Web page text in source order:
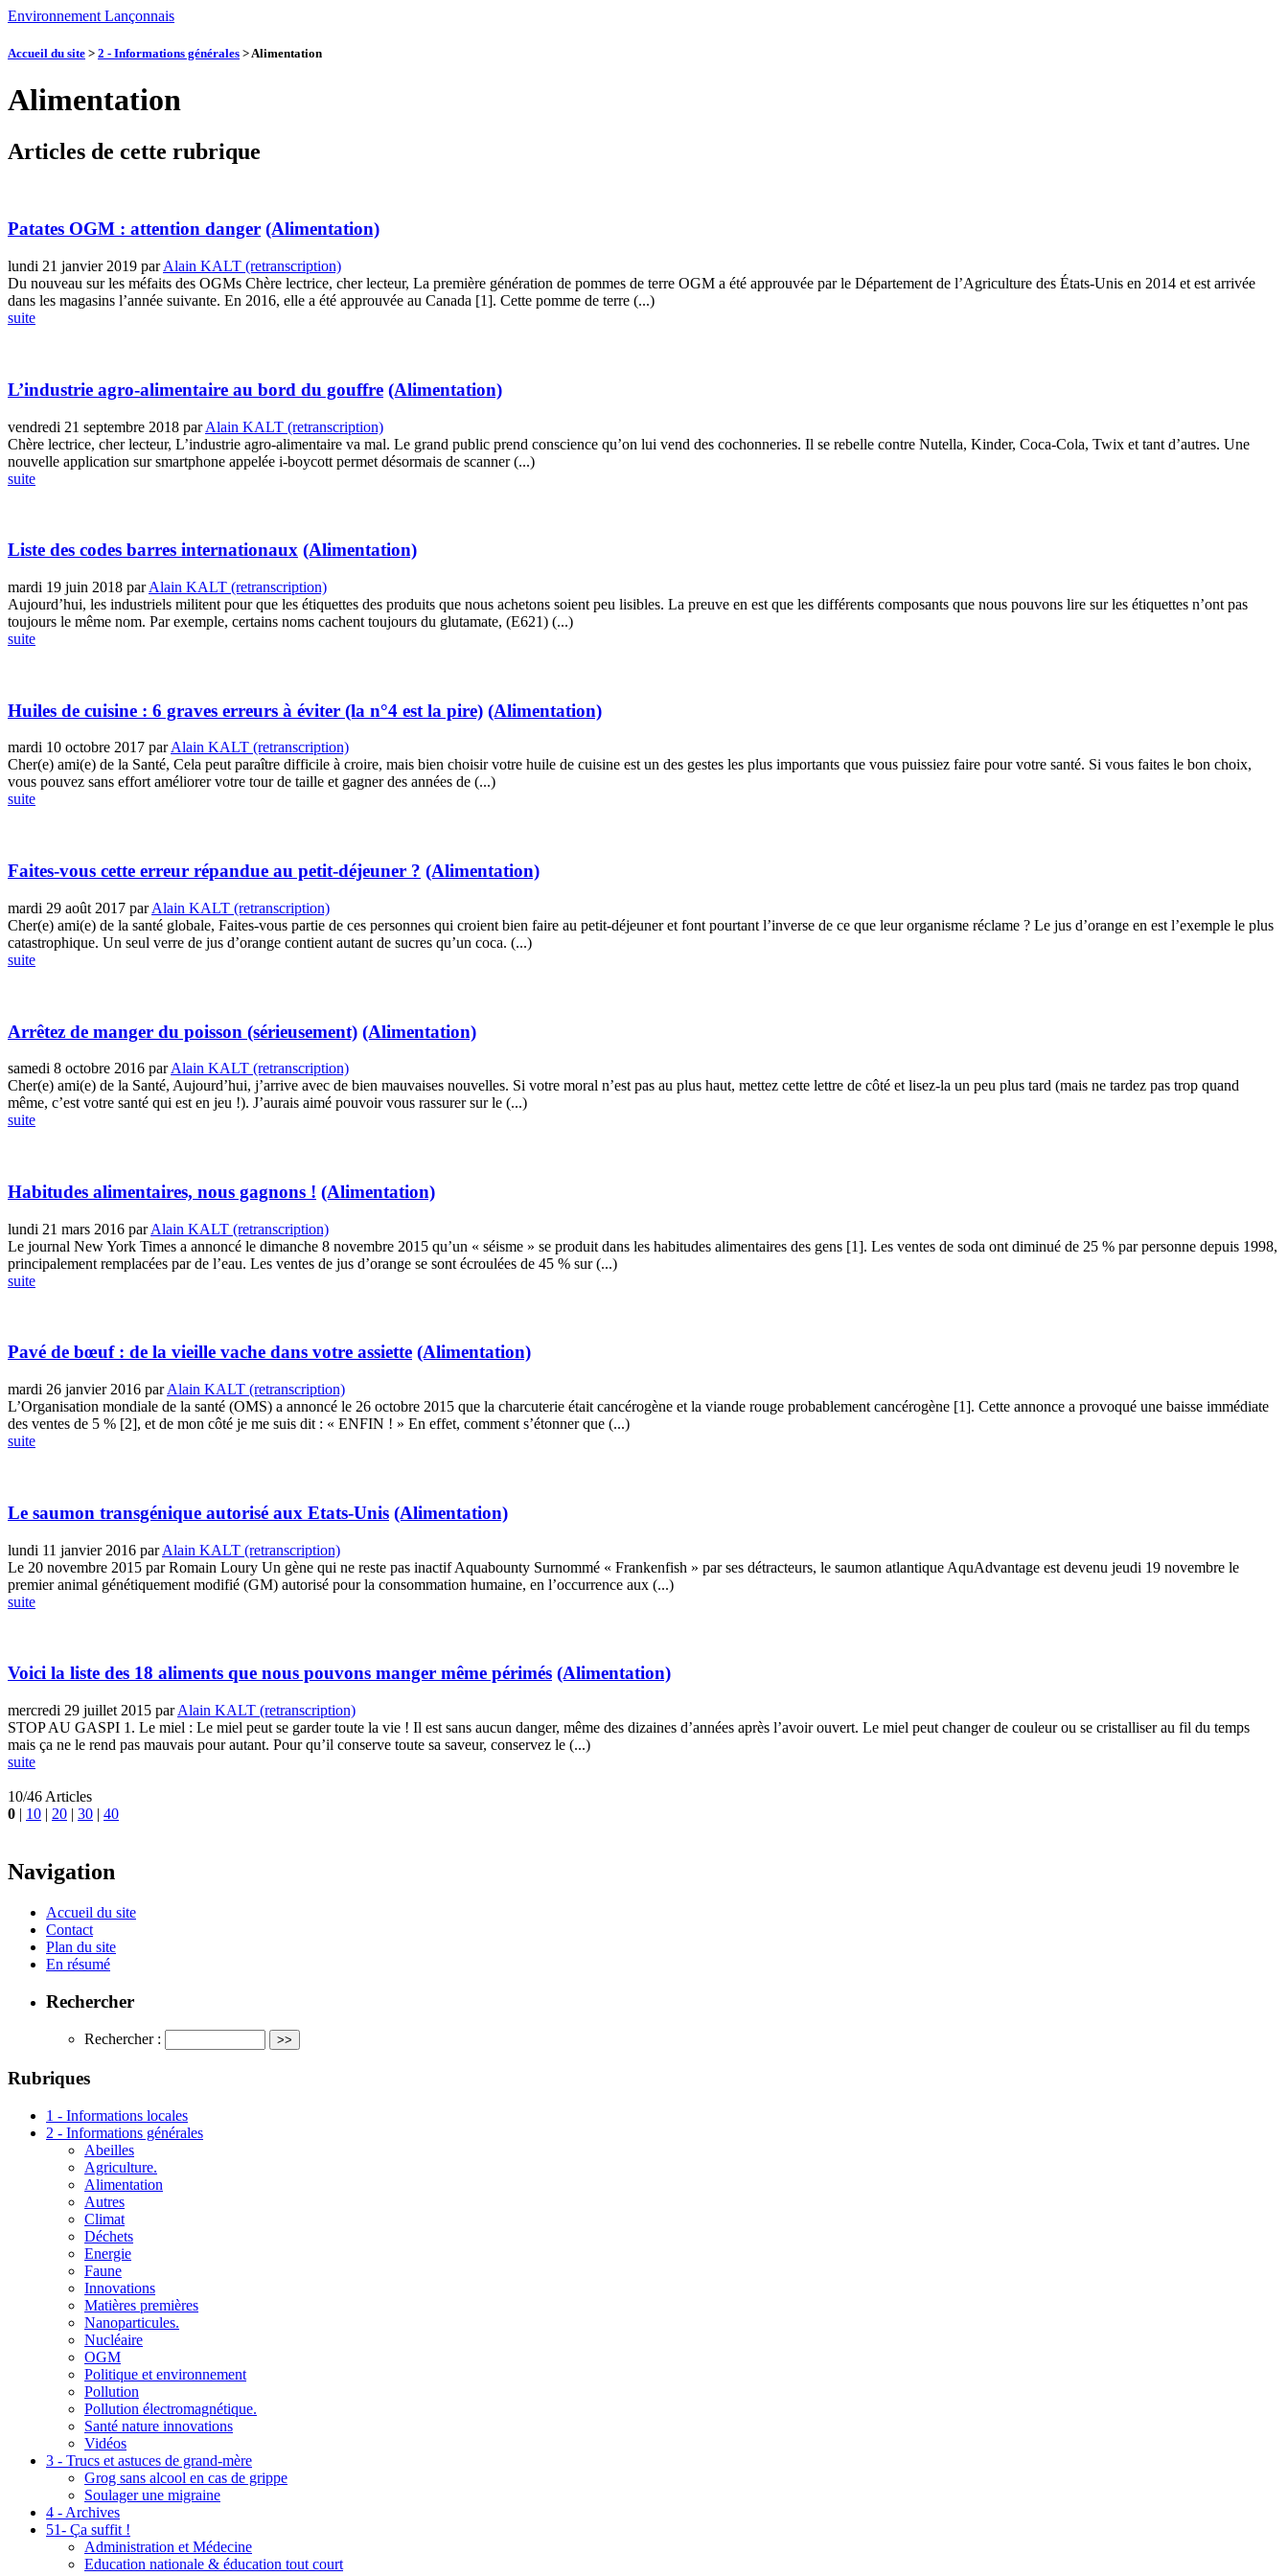
Environnement Lançonnais
Accueil du site > 2 - Informations générales >Alimentation
Alimentation
Articles de cette rubrique
Patates OGM : attention danger (Alimentation)
lundi 21 janvier 2019 parAlain KALT (retranscription)
Du nouveau sur les méfaits des OGMs Chère lectrice, cher lecteur, La première génération de pommes de terre OGM a été approuvée par le Département de l’Agriculture des États-Unis en 2014 et est arrivée
dans les magasins l’année suivante. En 2016, elle a été approuvée au Canada [1]. Cette pomme de terre (...)
suite
L’industrie agro-alimentaire au bord du gouffre (Alimentation)
vendredi 21 septembre 2018 parAlain KALT (retranscription)
Chère lectrice, cher lecteur, L’industrie agro-alimentaire va mal. Le grand public prend conscience qu’on lui vend des cochonneries. Il se rebelle contre Nutella, Kinder, Coca-Cola, Twix et tant d’autres. Une
nouvelle application sur smartphone appelée i-boycott permet désormais de scanner (...)
suite
Liste des codes barres internationaux (Alimentation)
mardi 19 juin 2018 parAlain KALT (retranscription)
Aujourd’hui, les industriels militent pour que les étiquettes des produits que nous achetons soient peu lisibles. La preuve en est que les différents composants que nous pouvons lire sur les étiquettes n’ont pas
toujours le même nom. Par exemple, certains noms cachent toujours du glutamate, (E621) (...)
suite
Huiles de cuisine : 6 graves erreurs à éviter (la n°4 est la pire) (Alimentation)
mardi 10 octobre 2017 parAlain KALT (retranscription)
Cher(e) ami(e) de la Santé, Cela peut paraître difficile à croire, mais bien choisir votre huile de cuisine est un des gestes les plus importants que vous puissiez faire pour votre santé. Si vous faites le bon choix,
vous pouvez sans effort améliorer votre tour de taille et gagner des années de (...)
suite
Faites-vous cette erreur répandue au petit-déjeuner ? (Alimentation)
mardi 29 août 2017 parAlain KALT (retranscription)
Cher(e) ami(e) de la santé globale, Faites-vous partie de ces personnes qui croient bien faire au petit-déjeuner et font pourtant l’inverse de ce que leur organisme réclame ? Le jus d’orange en est l’exemple le plus
catastrophique. Un seul verre de jus d’orange contient autant de sucres qu’un coca. (...)
suite
Arrêtez de manger du poisson (sérieusement) (Alimentation)
samedi 8 octobre 2016 parAlain KALT (retranscription)
Cher(e) ami(e) de la Santé, Aujourd’hui, j’arrive avec de bien mauvaises nouvelles. Si votre moral n’est pas au plus haut, mettez cette lettre de côté et lisez-la un peu plus tard (mais ne tardez pas trop quand
même, c’est votre santé qui est en jeu !). J’aurais aimé pouvoir vous rassurer sur le (...)
suite
Habitudes alimentaires, nous gagnons ! (Alimentation)
lundi 21 mars 2016 parAlain KALT (retranscription)
Le journal New York Times a annoncé le dimanche 8 novembre 2015 qu’un « séisme » se produit dans les habitudes alimentaires des gens [1]. Les ventes de soda ont diminué de 25 % par personne depuis 1998,
principalement remplacées par de l’eau. Les ventes de jus d’orange se sont écroulées de 45 % sur (...)
suite
Pavé de bœuf : de la vieille vache dans votre assiette (Alimentation)
mardi 26 janvier 2016 parAlain KALT (retranscription)
L’Organisation mondiale de la santé (OMS) a annoncé le 26 octobre 2015 que la charcuterie était cancérogène et la viande rouge probablement cancérogène [1]. Cette annonce a provoqué une baisse immédiate
des ventes de 5 % [2], et de mon côté je me suis dit : « ENFIN ! » En effet, comment s’étonner que (...)
suite
Le saumon transgénique autorisé aux Etats-Unis (Alimentation)
lundi 11 janvier 2016 parAlain KALT (retranscription)
Le 20 novembre 2015 par Romain Loury Un gène qui ne reste pas inactif Aquabounty Surnommé « Frankenfish » par ses détracteurs, le saumon atlantique AquAdvantage est devenu jeudi 19 novembre le
premier animal génétiquement modifié (GM) autorisé pour la consommation humaine, en l’occurrence aux (...)
suite
Voici la liste des 18 aliments que nous pouvons manger même périmés (Alimentation)
mercredi 29 juillet 2015 parAlain KALT (retranscription)
STOP AU GASPI 1. Le miel : Le miel peut se garder toute la vie ! Il est sans aucun danger, même des dizaines d’années après l’avoir ouvert. Le miel peut changer de couleur ou se cristalliser au fil du temps
mais ça ne le rend pas mauvais pour autant. Pour qu’il conserve toute sa saveur, conservez le (...)
suite
10/46 Articles
0 | 10 | 20 | 30 | 40
Navigation
Accueil du site
Contact
Plan du site
En résumé
Rechercher
Rechercher :
Rubriques
1 - Informations locales
2 - Informations générales
Abeilles
Agriculture.
Alimentation
Autres
Climat
Déchets
Energie
Faune
Innovations
Matières premières
Nanoparticules.
Nucléaire
OGM
Politique et environnement
Pollution
Pollution électromagnétique.
Santé nature innovations
Vidéos
3 - Trucs et astuces de grand-mère
Grog sans alcool en cas de grippe
Soulager une migraine
4 - Archives
51- Ça suffit !
Administration et Médecine
Education nationale & éducation tout court